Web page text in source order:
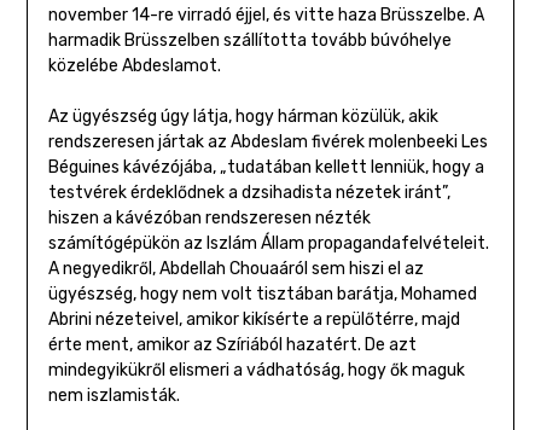
november 14-re virradó éjjel, és vitte haza Brüsszelbe. A
harmadik Brüsszelben szállította tovább búvóhelye
közelébe Abdeslamot.
Az ügyészség úgy látja, hogy hárman közülük, akik
rendszeresen jártak az Abdeslam fivérek molenbeeki Les
Béguines kávézójába, „tudatában kellett lenniük, hogy a
testvérek érdeklődnek a dzsihadista nézetek iránt”,
hiszen a kávézóban rendszeresen nézték
számítógépükön az Iszlám Állam propagandafelvételeit.
A negyedikről, Abdellah Chouaáról sem hiszi el az
ügyészség, hogy nem volt tisztában barátja, Mohamed
Abrini nézeteivel, amikor kikísérte a repülőtérre, majd
érte ment, amikor az Szíriából hazatért. De azt
mindegyikükről elismeri a vádhatóság, hogy ők maguk
nem iszlamisták.